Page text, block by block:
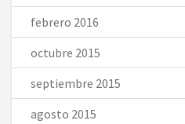
febrero 2016
octubre 2015
septiembre 2015
agosto 2015